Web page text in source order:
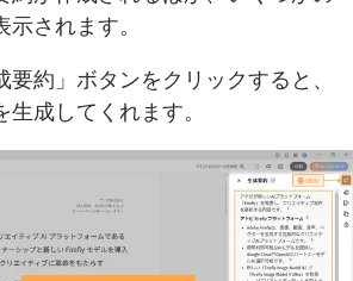
されます。
約」ボタンをクリックすると、
成してくれます。